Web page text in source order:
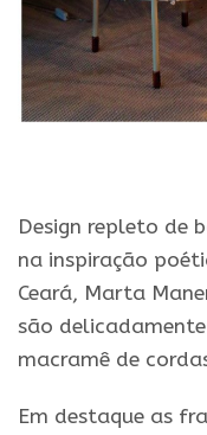
Design repleto de
na inspiração
Ceará, Marta
são
macramê de
Em destaque as